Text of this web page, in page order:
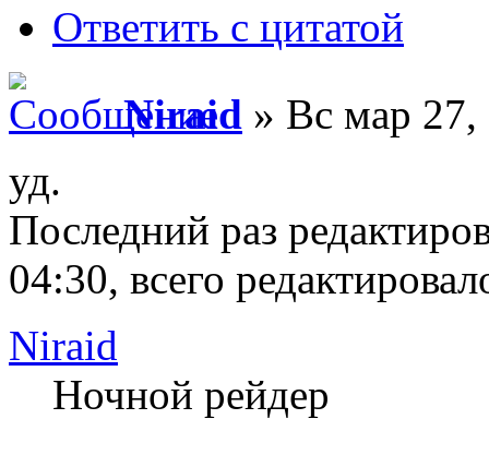
Ответить с цитатой
Niraid » Вс мар 27,
уд.
Последний раз
04:30, всего
Niraid
Ночной рейдер